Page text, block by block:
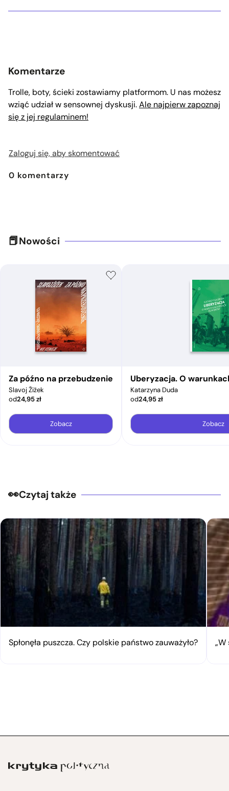
Komentarze
Trolle, boty, ścieki zostawiamy platformom. U nas możesz
wziąć udział w sensownej dyskusji.Ale najpierw zapoznaj
się z jej regulaminem!
Zaloguj się, aby skomentować
0 komentarzy
Nowości
Za późno na przebudzenie
Slavoj Žižek
od24,95zł
Zobacz
Uberyzacja. O
Katarzyna Duda
od24,95zł
Zobacz
Czytaj także
Spłonęła puszcza. Czy polskie państwo zauważyło?